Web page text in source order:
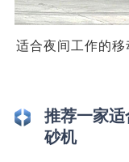
适合夜间工作的
推荐一家适
砂机